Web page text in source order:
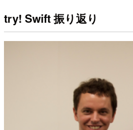
try! Swift 振り返り